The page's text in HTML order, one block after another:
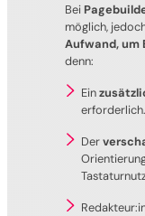
Bei
möglich,
Aufwand, um
denn:
Ein
erforderlich.
Der